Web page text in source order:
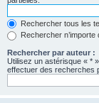
Rechercher tous les
Rechercher
Rechercher par auteur :
Utilisez un astérisque « *
effectuer des recherches